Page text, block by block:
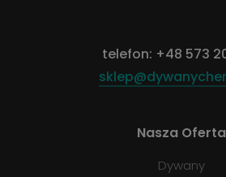
telefon: +48 573
Nasza Oferta
Dywany